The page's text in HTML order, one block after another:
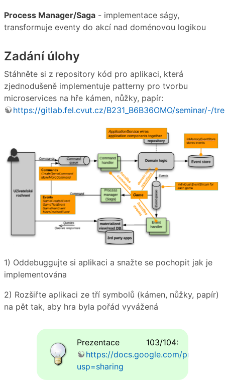
Process Manager/Saga - implementace ságy,
transformuje eventy do akcí nad doménovou logikou
Zadání úlohy
Stáhněte si z repository kód pro aplikaci, která
zjednodušeně implementuje patterny pro tvorbu
microservices na hře kámen, nůžky, papír:
https://gitlab.fel.cvut.cz/B231_B6B36OMO/seminar/-/
1) Oddebuggujte si aplikaci a snažte se pochopit jak je
implementována
2) Rozšiřte aplikaci ze tří symbolů (kámen, nůžky, papír)
na pět tak, aby hra byla pořád vyvážená
Prezentace 103/104:
https://docs.google.com/
usp=sharing